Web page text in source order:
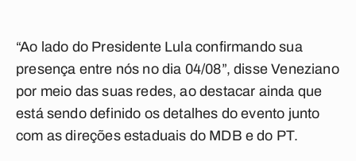
“Ao lado do Presidente Lula confirmando sua
presença entre nós no dia 04/08”, disse Veneziano
por meio das suas redes, ao destacar ainda que
está sendo definido os detalhes do evento junto
com as direções estaduais do MDB e do PT.